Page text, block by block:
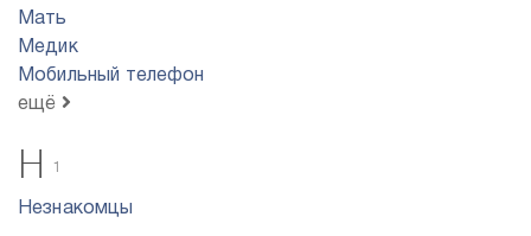
Мать
Медик
Мобильный телефон
ещё
Н 1
Незнакомцы